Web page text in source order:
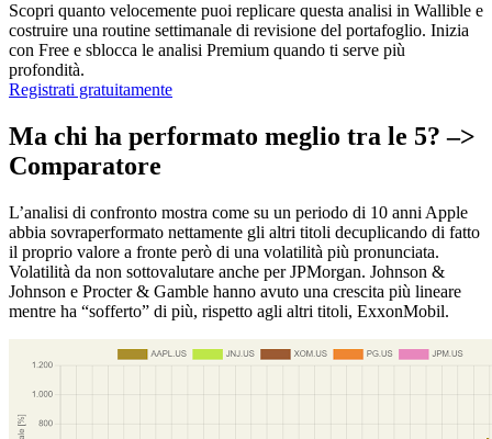
Scopri quanto velocemente puoi replicare questa analisi in Wallible e
costruire una routine settimanale di revisione del portafoglio. Inizia
con Free e sblocca le analisi Premium quando ti serve più
profondità.
Registrati gratuitamente
Ma chi ha performato meglio tra le 5? –>
Comparatore
L’analisi di confronto mostra come su un periodo di 10 anni Apple
abbia sovraperformato nettamente gli altri titoli decuplicando di fatto
il proprio valore a fronte però di una volatilità più pronunciata.
Volatilità da non sottovalutare anche per JPMorgan. Johnson &
Johnson e Procter & Gamble hanno avuto una crescita più lineare
mentre ha “sofferto” di più, rispetto agli altri titoli, ExxonMobil.